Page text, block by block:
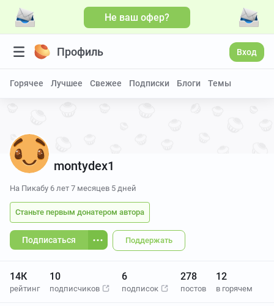
Не ваш офер?
Профиль Вход
Горячее Лучшее Свежее Подписки Блоги Темы
montydex1
На Пикабу 6 лет 7 месяцев 5 дней
Станьте первым донатером автора
Подписаться Поддержать
14К
рейтинг
10
подписчиков
6
подписок
278
постов
12
в горячем
Больше видео